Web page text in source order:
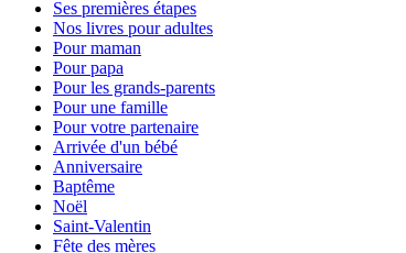
Ses premières étapes
Nos livres pour adultes
Pour maman
Pour papa
Pour les grands-parents
Pour une famille
Pour votre partenaire
Arrivée d'un bébé
Anniversaire
Baptême
Noël
Saint-Valentin
Fête des mères